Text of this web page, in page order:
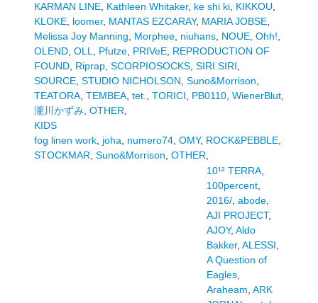
KARMAN LINE, Kathleen Whitaker, ke shi ki, KIKKOU,
KLOKE, loomer, MANTAS EZCARAY, MARIA JOBSE,
Melissa Joy Manning, Morphee, niuhans, NOUE, Ohh!,
OLEND, OLL, Pfutze, PRIVeE, REPRODUCTION OF
FOUND, Riprap, SCORPIOSOCKS, SIRI SIRI,
SOURCE, STUDIO NICHOLSON, Suno&Morrison,
TEATORA, TEMBEA, tet., TORICI, PB0110, WienerBlut,
瀧川かずみ, OTHER,
KIDS
fog linen work, joha, numero74, OMY, ROCK&PEBBLE,
STOCKMAR, Suno&Morrison, OTHER,
10¹² TERRA,
100percent,
2016/, abode,
AJI PROJECT,
AJOY, Aldo
Bakker, ALESSI,
A Question of
Eagles,
Araheam, ARK